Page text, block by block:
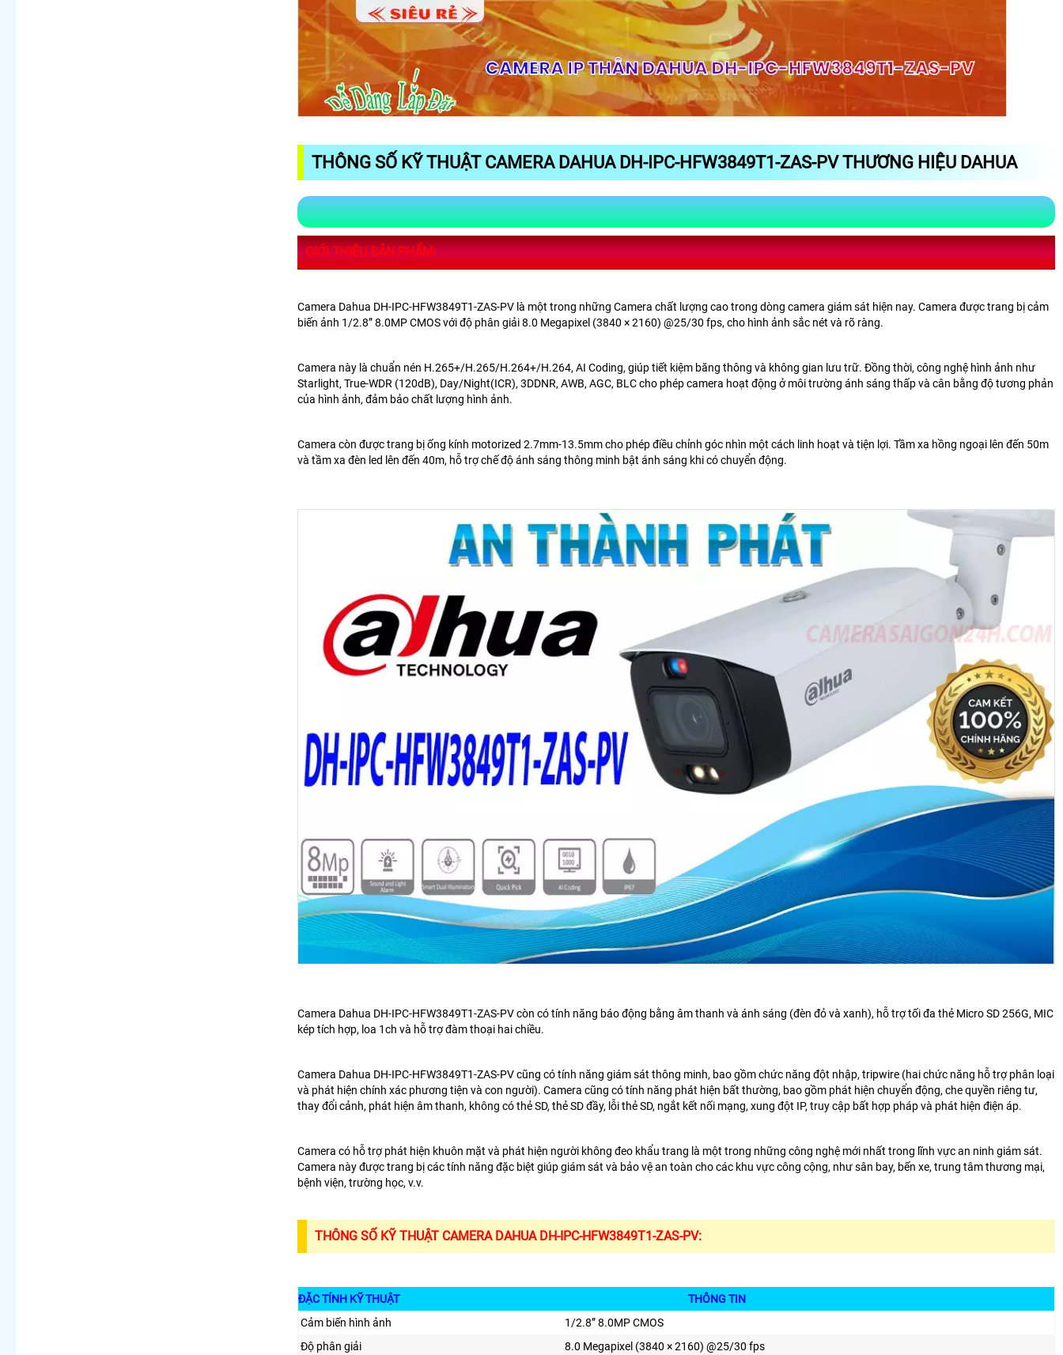
THÔNG SỐ KỸ THUẬT CAMERA DAHUA DH-IPC-HFW3849T1-ZAS-PV THƯƠNG HIỆU DAHUA
GIỚI THIỆU SẢN PHẨM:
Camera Dahua DH-IPC-HFW3849T1-ZAS-PV là một trong những Camera chất lượng cao trong dòng camera giám sát hiện nay. Camera được trang bị cảm
biến ảnh 1/2.8” 8.0MP CMOS với độ phân giải 8.0 Megapixel (3840 × 2160) @25/30 fps, cho hình ảnh sắc nét và rõ ràng.
Camera này là chuẩn nén H.265+/H.265/H.264+/H.264, AI Coding, giúp tiết kiệm băng thông và không gian lưu trữ. Đồng thời, công nghệ hình ảnh như
Starlight, True-WDR (120dB), Day/Night(ICR), 3DDNR, AWB, AGC, BLC cho phép camera hoạt động ở môi trường ánh sáng thấp và cân bằng độ tương phản
của hình ảnh, đảm bảo chất lượng hình ảnh.
Camera còn được trang bị ống kính motorized 2.7mm-13.5mm cho phép điều chỉnh góc nhìn một cách linh hoạt và tiện lợi. Tầm xa hồng ngoại lên đến 50m
và tầm xa đèn led lên đến 40m, hỗ trợ chế độ ánh sáng thông minh bật ánh sáng khi có chuyển động.
Camera Dahua DH-IPC-HFW3849T1-ZAS-PV còn có tính năng báo động bằng âm thanh và ánh sáng (đèn đỏ và xanh), hỗ trợ tối đa thẻ Micro SD 256G, MIC
kép tích hợp, loa 1ch và hỗ trợ đàm thoại hai chiều.
Camera Dahua DH-IPC-HFW3849T1-ZAS-PV cũng có tính năng giám sát thông minh, bao gồm chức năng đột nhập, tripwire (hai chức năng hỗ trợ phân loại
và phát hiện chính xác phương tiện và con người). Camera cũng có tính năng phát hiện bất thường, bao gồm phát hiện chuyển động, che quyền riêng tư,
thay đổi cảnh, phát hiện âm thanh, không có thẻ SD, thẻ SD đầy, lỗi thẻ SD, ngắt kết nối mạng, xung đột IP, truy cập bất hợp pháp và phát hiện điện áp.
Camera có hỗ trợ phát hiện khuôn mặt và phát hiện người không đeo khẩu trang là một trong những công nghệ mới nhất trong lĩnh vực an ninh giám sát.
Camera này được trang bị các tính năng đặc biệt giúp giám sát và bảo vệ an toàn cho các khu vực công cộng, như sân bay, bến xe, trung tâm thương mại,
bệnh viện, trường học, v.v.
THÔNG SỐ KỸ THUẬT CAMERA DAHUA DH-IPC-HFW3849T1-ZAS-PV:
ĐẶC TÍNH KỸ THUẬT
THÔNG TIN
Cảm biến hình ảnh
1/2.8” 8.0MP CMOS
Độ phân giải
8.0 Megapixel (3840 × 2160) @25/30 fps